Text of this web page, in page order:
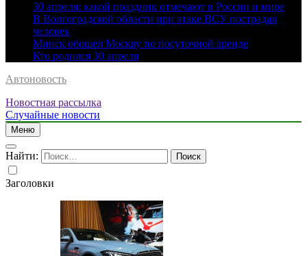
30 апреля: какой праздник отмечают в России и мире
В Волгоградской области при атаке ВСУ пострадал
человек
Минск обошел Москву по посуточной аренде
Кто родился 30 апреля
Автоновость
Новостная рассылка
Случайные новости
Меню
Найти:
Заголовки